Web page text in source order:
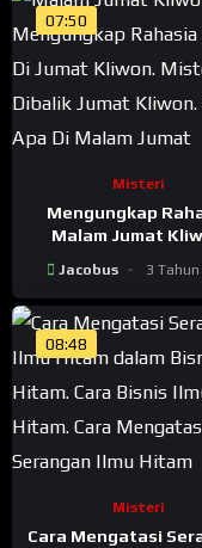
07:50
Misteri
Mengungkap
Malam Jumat
Jacobus 3 Tahun
08:48
Misteri
Cara Mengatasi